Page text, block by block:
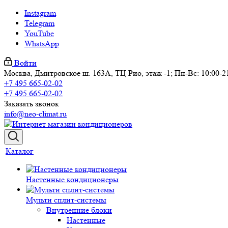
Instagram
Telegram
YouTube
WhatsApp
Войти
Москва, Дмитровское ш. 163А, ТЦ Рио, этаж -1; Пн-Вс: 10:00-
+7 495 665-02-02
+7 495 665-02-02
Заказать звонок
info@neo-climat.ru
Каталог
Настенные кондиционеры
Мульти сплит-системы
Внутренние блоки
Настенные